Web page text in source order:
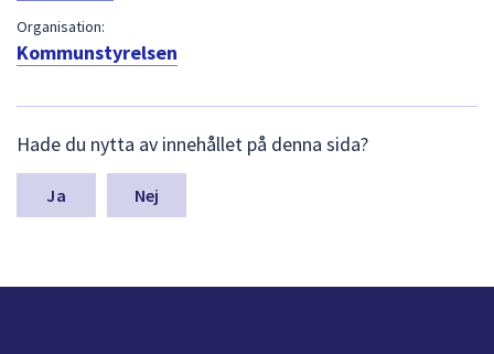
Organisation:
Kommunstyrelsen
ä
m
a
n
Hade du nytta av innehållet på denna sida?
Nej